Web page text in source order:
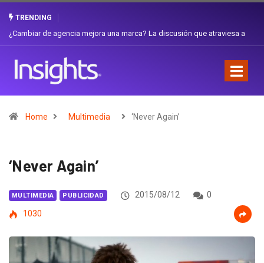
TRENDING
Gabriela Herrera y el arte de cambiarse el sombrero en Corporación
Home Multimedia ‘Never Again’
‘Never Again’
MULTIMEDIA PUBLICIDAD 2015/08/12
0
1030